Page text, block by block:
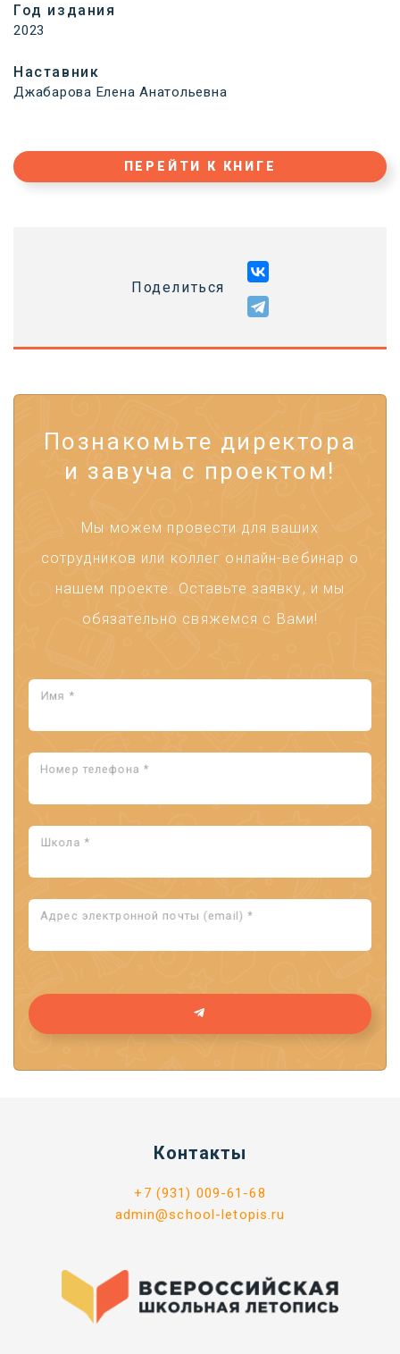
Год издания
2023
Наставник
Джабарова Елена Анатольевна
ПЕРЕЙТИ К КНИГЕ
Поделиться
Познакомьте директора
и завуча с проектом!
Мы можем провести для ваших
сотрудников или коллег онлайн-вебинар о
нашем проекте. Оставьте заявку, и мы
обязательно свяжемся с Вами!
Имя *
Номер телефона *
Школа *
Адрес электронной почты (email) *
Контакты
+7 (931) 009-61-68
admin@school-letopis.ru